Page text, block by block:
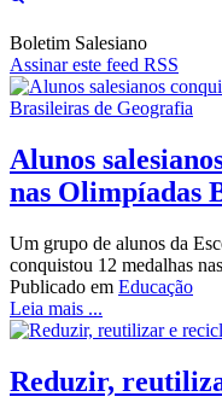
Boletim Salesiano
Assinar este feed RSS
Alunos
nas Olimpíadas
Um grupo de alunos da
conquistou 12 medalhas
Publicado em Educação
Leia mais ...
Reduzir,